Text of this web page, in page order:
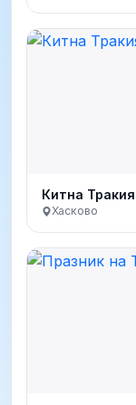
Китна
Хасково